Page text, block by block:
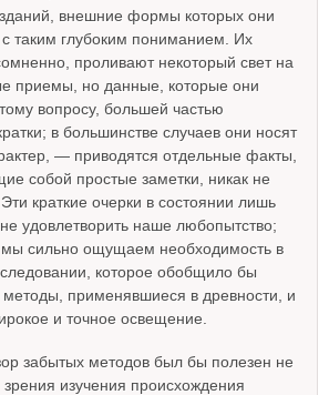
зданий, внешние формы которых они
с таким глубоким пониманием. Их
проливают некоторый свет на
приемы, но данные, которые они
вопросу, большей частью
в большинстве случаев они носят
— приводятся отдельные факты,
собой простые заметки, никак не
краткие очерки в состоянии лишь
удовлетворить наше любопытство;
сильно ощущаем необходимость в
которое обобщило бы
методы, применявшиеся в древности, и
и точное освещение.
забытых методов был бы полезен не
зрения изучения происхождения